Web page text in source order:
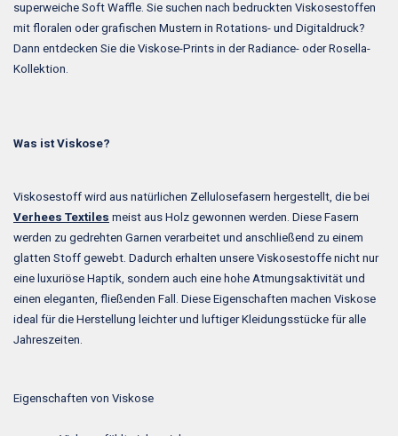
superweiche Soft Waffle. Sie suchen nach bedruckten Viskosestoffen
mit floralen oder grafischen Mustern in Rotations- und Digitaldruck?
Dann entdecken Sie die Viskose-Prints in der Radiance- oder Rosella-
Kollektion.
Was ist Viskose?
Viskosestoff wird aus natürlichen Zellulosefasern hergestellt, die bei
Verhees Textiles meist aus Holz gewonnen werden. Diese Fasern
werden zu gedrehten Garnen verarbeitet und anschließend zu einem
glatten Stoff gewebt. Dadurch erhalten unsere Viskosestoffe nicht nur
eine luxuriöse Haptik, sondern auch eine hohe Atmungsaktivität und
einen eleganten, fließenden Fall. Diese Eigenschaften machen Viskose
ideal für die Herstellung leichter und luftiger Kleidungsstücke für alle
Jahreszeiten.
Eigenschaften von Viskose